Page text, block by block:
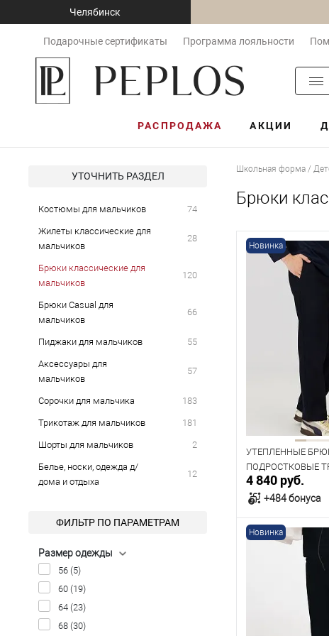
Челябинск
Подарочные сертификаты Программа лояльности
РАСПРОДАЖА АКЦИИ
УТОЧНИТЬ РАЗДЕЛ
Костюмы для мальчиков 74
Жилеты классические для
мальчиков
28
Брюки классические для
мальчиков
120
Брюки Casual для
мальчиков
66
Пиджаки для мальчиков 55
Аксессуары для
мальчиков
57
Сорочки для мальчика 183
Трикотаж для мальчиков 181
Шорты для мальчиков 2
Белье, носки, одежда д/
дома и отдыха
12
ФИЛЬТР ПО ПАРАМЕТРАМ
Размер одежды
56 (5)
60 (19)
64 (23)
68 (30)
Школьная форма /
Брюки
Новинка
УТЕПЛЕННЫЕ
ПОДРОСТКОВЫЕ
СИНИЕ
4 840 руб.
+484 бонуса
В
Таблица
Размер одежды
Новинка